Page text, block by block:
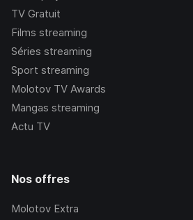
TV Gratuit
Films streaming
Séries streaming
Sport streaming
Molotov TV Awards
Mangas streaming
Actu TV
Nos offres
Molotov Extra